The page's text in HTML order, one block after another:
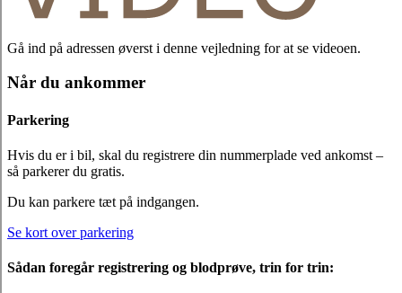
Gå ind på adressen øverst i denne vejledning for at se videoen.
Når du ankommer
Parkering
Hvis du er i bil, skal du registrere din nummerplade ved ankomst –
så parkerer du gratis.
Du kan parkere tæt på indgangen.
Se kort over parkering
Sådan foregår registrering og blodprøve, trin for trin: